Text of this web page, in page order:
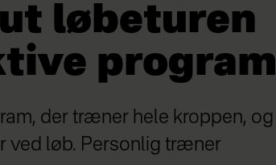
løbeturen
program
der træner hele kroppen, og
ved løb. Personlig træner